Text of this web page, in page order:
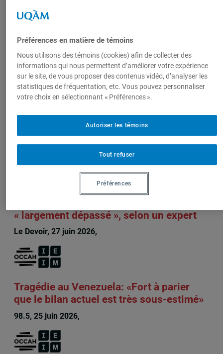
François Audet, Directeur,
Institut d'études
Sur le même sujet
« largement dépassé », selon un expert
Le Devoir, 27 juin 2026,
Tragédie au Venezuela: «Fort à parier
que le bilan actuel est très sous-estimé»
98.5, 25 juin 2026,
Préférences en matière de témoins
Nous utilisons des témoins (cookies) afin de collecter des
informations qui nous permettent d’améliorer votre expérience
sur le site, de vous proposer des contenus vidéo, d’analyser les
statistiques de fréquentation, etc. Vous pouvez personnaliser
votre choix en sélectionnant « Préférences ».
Tout refuser
Autoriser les témoins
Préférences